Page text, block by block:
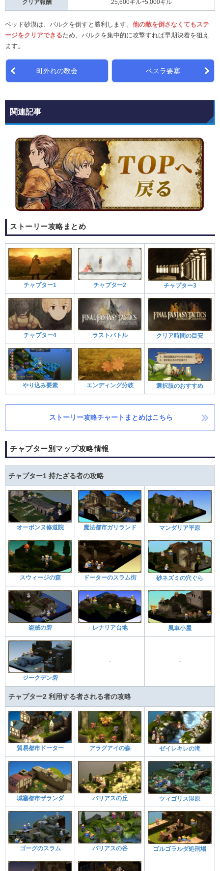
クリア報酬 25,600ギル+5,000ギル
ベッド砂漠は、バルクを倒すと勝利します。 他の敵を倒さなくてもステ
ージをクリアできるため、バルクを集中的に攻撃すれば早期決着を狙え
ます。
町外れの教会 ベスラ要塞
関連記事
ストーリー攻略まとめ
チャプター1 チャプター2 チャプター3
チャプター4 ラストバトル クリア時間の目安
やり込み要素 エンディング分岐 選択肢のおすすめ
ストーリー攻略チャートまとめはこちら
チャプター別マップ攻略情報
チャプター1 持たざる者の攻略
オーボンヌ修道院 魔法都市ガリランド マンダリア平原
スウィージの森 ドーターのスラム街 砂ネズミの穴ぐら
盗賊の砦 レナリア台地 風車小屋
ジークデン砦
- -
チャプター2 利用する者される者の攻略
貿易都市ドーター アラグアイの森 ゼイレキレの滝
城塞都市ザランダ バリアスの丘 ツィゴリス湿原
ゴーグのスラム バリアスの谷 ゴルゴラルダ処刑場